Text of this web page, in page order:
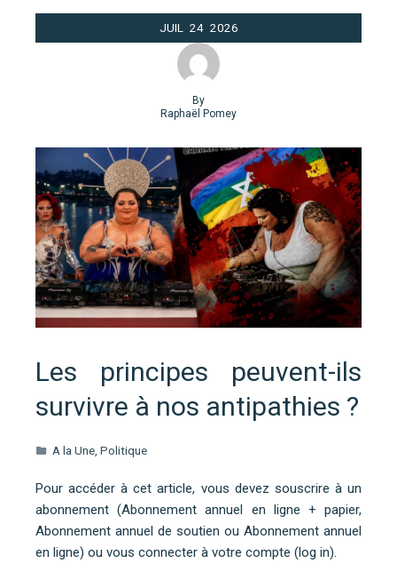
JUIL 24 2026
By
Raphaël Pomey
Les principes peuvent-ils
survivre à nos antipathies ?
A la Une Politique
Pour accéder à cet article, vous devez souscrire à un
abonnement (Abonnement annuel en ligne + papier,
Abonnement annuel de soutien ou Abonnement annuel
en ligne) ou vous connecter à votre compte (log in).